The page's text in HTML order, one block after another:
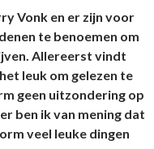
Vonk en er zijn voor
te benoemen om
Allereerst vindt
leuk om gelezen te
geen uitzondering op
ben ik van mening dat
veel leuke dingen